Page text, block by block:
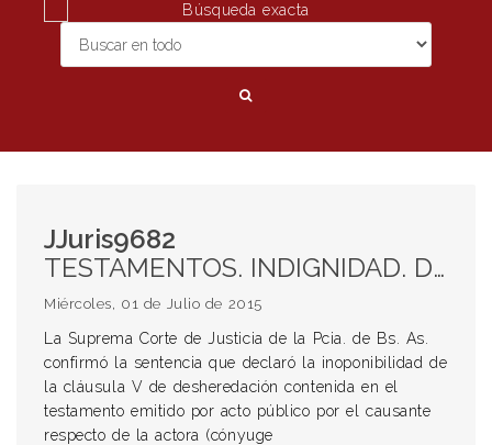
Búsqueda exacta
JJuris9682
TESTAMENTOS. INDIGNIDAD. DESHEREDACIÓN. CÓNYUGE SUPÉRSTITE. VOCACIÓN HEREDITARIA.
Miércoles, 01 de Julio de 2015
La Suprema Corte de Justicia de la Pcia. de Bs. As.
confirmó la sentencia que declaró la inoponibilidad de
la cláusula V de desheredación contenida en el
testamento emitido por acto público por el causante
respecto de la actora (cónyuge